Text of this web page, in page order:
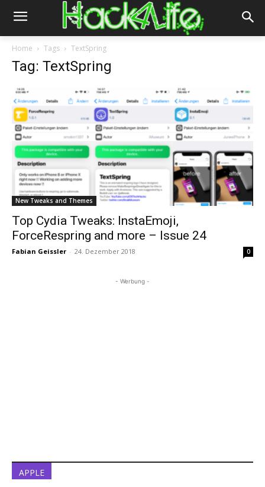
Home Tags TextSpring
Tag: TextSpring
New Tweaks and Themes
Top Cydia Tweaks: InstaEmoji,
ForceRespring and more – Issue 24
Fabian Geissler - 24. Dezember 2018 0
- Werbung -
APPLE